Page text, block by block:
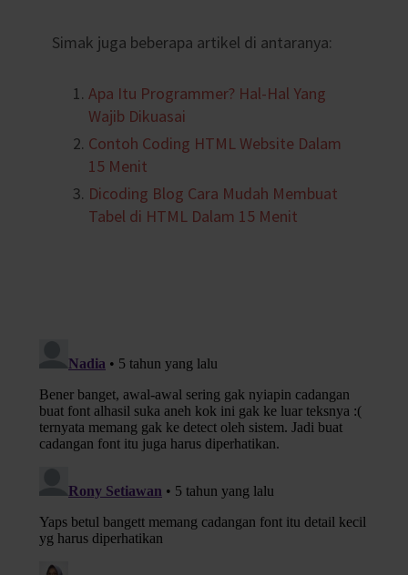
Simak juga beberapa artikel di antaranya:
Apa Itu Programmer? Hal-Hal Yang
Wajib Dikuasai
Contoh Coding HTML Website Dalam
15 Menit
Dicoding Blog Cara Mudah Membuat
Tabel di HTML Dalam 15 Menit